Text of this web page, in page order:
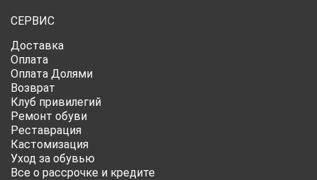
СЕРВИС
Доставка
Оплата
Оплата Долями
Возврат
Клуб привилегий
Ремонт обуви
Реставрация
Кастомизация
Уход за обувью
Все о рассрочке и кредите